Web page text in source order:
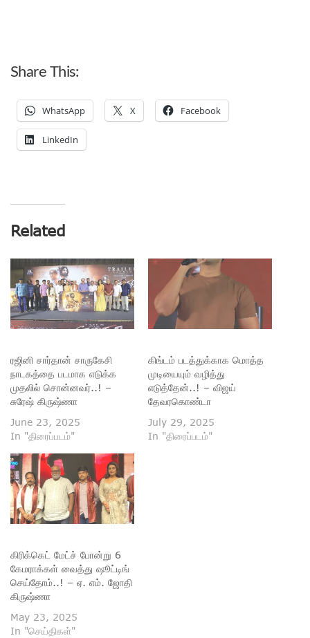
Share This:
WhatsApp X Facebook
LinkedIn
Related
ரஜினி சார்தான் சாருகேசி
நாடகத்தை படமாக எடுக்க
முதலில் சொன்னவர்..! –
சுரேஷ் கிருஷ்ணா
June 23, 2025
In "திரைப்படம்"
கிங்டம் படத்துக்காக மொத்த
முடியையும் வழித்து
எடுத்தேன்..! – விஜய்
தேவரகொண்டா
July 29, 2025
In "திரைப்படம்"
கிரிக்கெட் மேட்ச் போன்று 6
கேமராக்கள் வைத்து ஷூட்டிங்
செய்தோம்..! – ஏ. எம். ஜோதி
கிருஷ்ணா
May 23, 2025
In "செய்திகள்"